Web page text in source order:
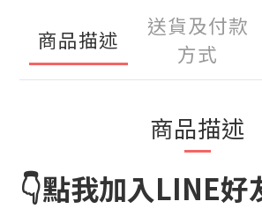
商品描述
送貨及付款
方式
商品描述
👇點我加入LINE好